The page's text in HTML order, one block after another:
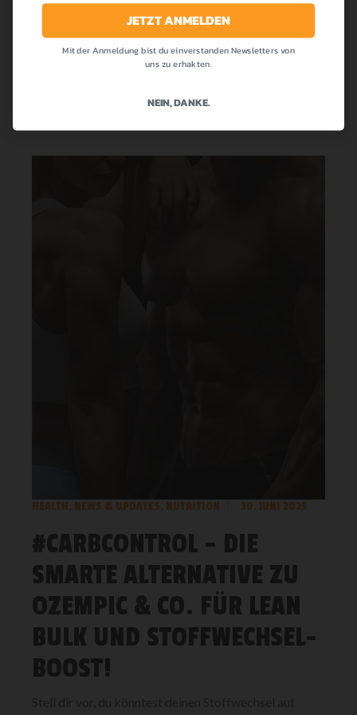
die bei uns allen so beliebt war! Cremig,...
HEALTH, NEWS & UPDATES, NUTRITION 30. JUNI 2025
#CARBCONTROL – DIE
SMARTE ALTERNATIVE ZU
OZEMPIC & CO. FÜR LEAN
BULK UND STOFFWECHSEL-
BOOST!
JETZT ANMELDEN
Mit der Anmeldung bist du einverstanden Newsletters von
uns zu erhakten.
NEIN, DANKE.